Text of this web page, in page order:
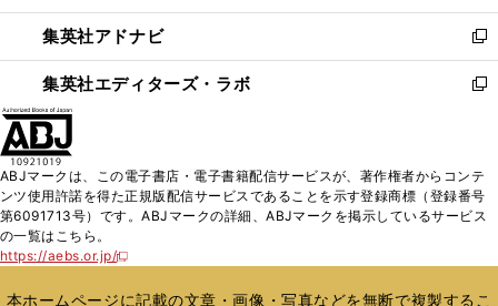
開
く
ウ
で
開
く
ン
ド
ウ
で
ウ
ィ
ン
ド
く
集英社アドナビ
新
し
い
ド
ウ
で
集英社エディターズ・ラボ
新
ィ
ン
ド
開
ABJマークは、この電子書店・電子書籍配信サービスが、著作権者からコンテ
ンツ使用許諾を得た正規版配信サービスであることを示す登録商標（登録番号
第6091713号）です。ABJマークの詳細、ABJマークを掲示しているサービス
の一覧はこちら。
https://aebs.or.jp/
新
い
本ホームページに記載の文章・画像・写真などを無断で複製するこ